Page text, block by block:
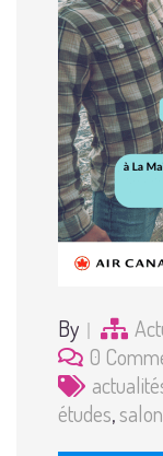
By
0
études,salon